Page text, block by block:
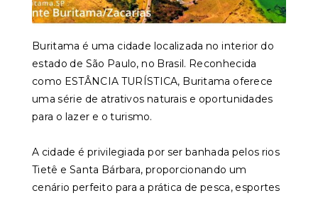
Buritama é uma cidade localizada no interior do
estado de São Paulo, no Brasil. Reconhecida
como ESTÂNCIA TURÍSTICA, Buritama oferece
uma série de atrativos naturais e oportunidades
para o lazer e o turismo.
A cidade é privilegiada por ser banhada pelos rios
Tietê e Santa Bárbara, proporcionando um
cenário perfeito para a prática de pesca, esportes